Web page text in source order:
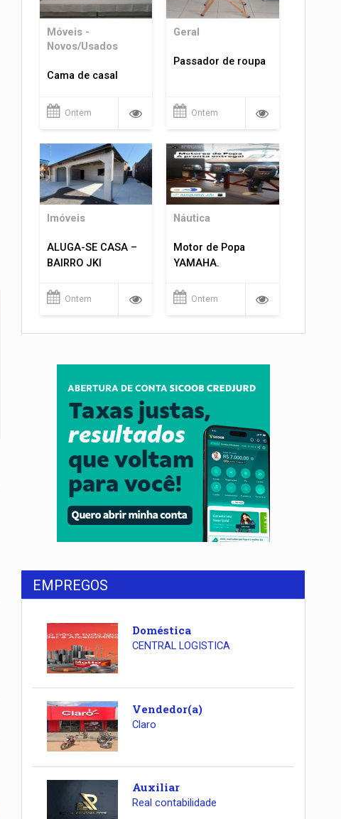
Móveis -
Novos/Usados
Cama de casal
Ontem
Geral
Passador de roupa
Ontem
Imóveis
ALUGA-SE CASA –
BAIRRO JKI
Ontem
Náutica
Motor de Popa
YAMAHA.
Ontem
EMPREGOS
Doméstica
CENTRAL LOGISTICA
Vendedor(a)
Claro
Auxiliar
Real contabilidade